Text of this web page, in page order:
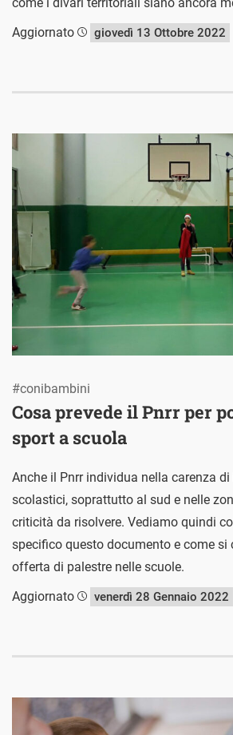
Aggiornato
giovedì 13 Ottobre 2022
Cosa prevede il Pnrr per
sport a scuola
#conibambini
Anche il Pnrr individua nella carenza
scolastici, soprattutto al sud e nelle
criticità da risolvere. Vediamo quindi
specifico questo documento e come
offerta di palestre nelle scuole.
Aggiornato
venerdì 28 Gennaio 2022